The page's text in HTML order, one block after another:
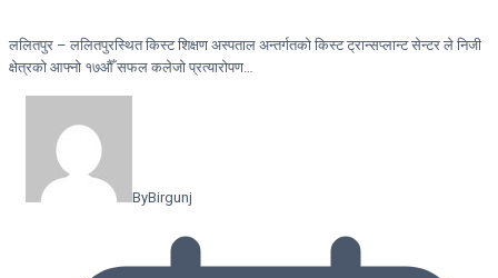
ललितपुर – ललितपुरस्थित किस्ट शिक्षण अस्पताल अन्तर्गतको किस्ट ट्रान्सप्लान्ट सेन्टर ले निजी
क्षेत्रको आफ्नो १७औँ सफल कलेजो प्रत्यारोपण…
ByBirgunj